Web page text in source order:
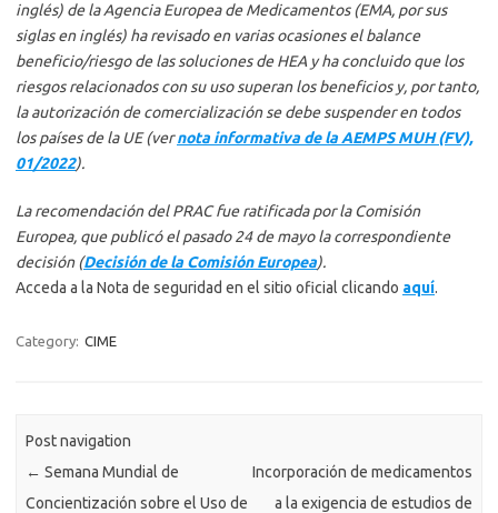
inglés) de la Agencia Europea de Medicamentos (EMA, por sus
siglas en inglés) ha revisado en varias ocasiones el balance
beneficio/riesgo de las soluciones de HEA y ha concluido que los
riesgos relacionados con su uso superan los beneficios y, por tanto,
la autorización de comercialización se debe suspender en todos
los países de la UE (vernota informativa de la AEMPS MUH (FV),
01/2022).
La recomendación del PRAC fue ratificada por la Comisión
Europea, que publicó el pasado 24 de mayo la correspondiente
decisión (Decisión de la Comisión Europea).
Acceda a la Nota de seguridad en el sitio oficial clicando aquí.
Category: CIME
Post navigation
← Semana Mundial de
Concientización sobre el Uso de
Incorporación de medicamentos
a la exigencia de estudios de